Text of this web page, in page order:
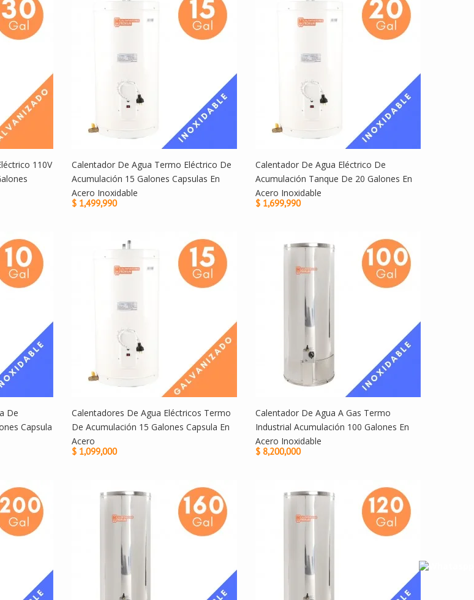
110V
Calentador De Agua Termo Eléctrico De
Acumulación 15 Galones Capsulas En
Acero Inoxidable
$ 1,499,990
Calentador De Agua Eléctrico De
Acumulación Tanque De 20 Galones En
Acero Inoxidable
$ 1,699,990
De
Capsula
Calentadores De Agua Eléctricos Termo
De Acumulación 15 Galones Capsula En
Acero
$ 1,099,000
Calentador De Agua A Gas Termo
Industrial Acumulación 100 Galones En
Acero Inoxidable
$ 8,200,000